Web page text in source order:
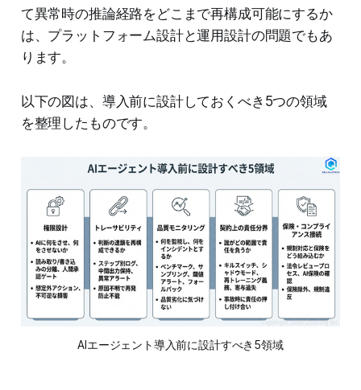
て異常時の推論経路をどこまで再構成可能にするか
は、プラットフォーム設計と運用設計の問題でもあ
ります。
以下の図は、導入前に設計しておくべき5つの領域
を整理したものです。
AIエージェント導入前に設計すべき5領域